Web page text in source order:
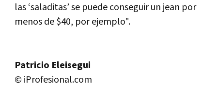
las ‘saladitas’ se puede conseguir un jean por
menos de $40, por ejemplo".
Patricio Eleisegui
© iProfesional.com